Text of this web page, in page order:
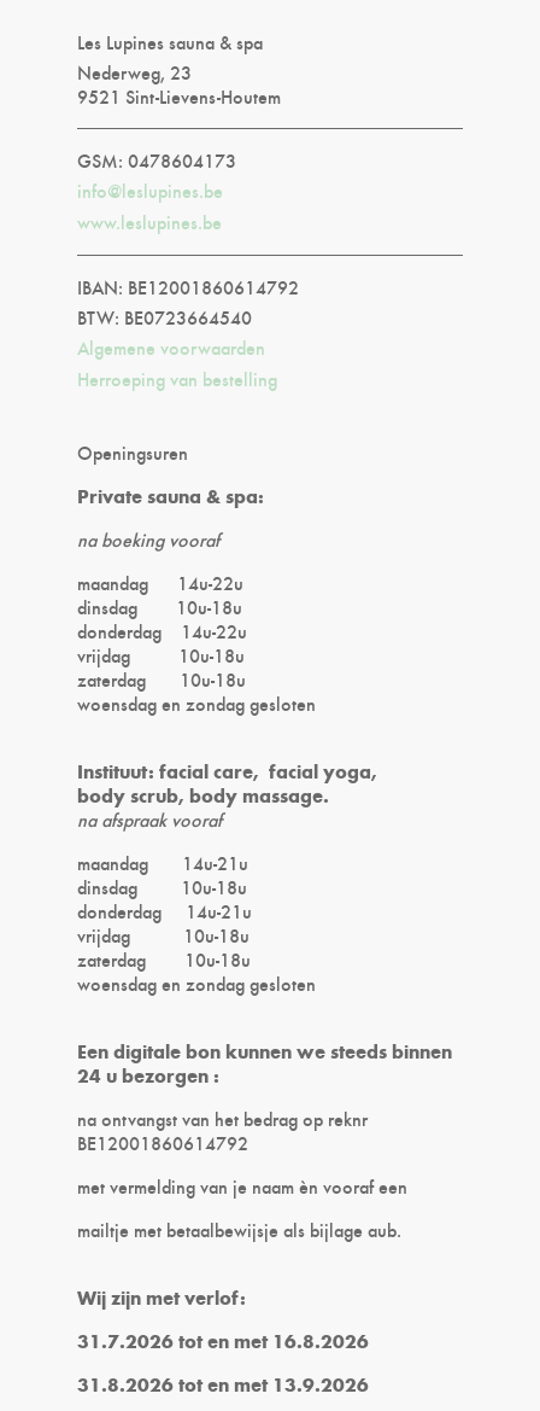
Les Lupines sauna & spa
Nederweg, 23
9521 Sint-Lievens-Houtem
GSM: 0478604173
info@leslupines.be
www.leslupines.be
IBAN: BE12001860614792
BTW: BE0723664540
Algemene voorwaarden
Herroeping van bestelling
Openingsuren
Private sauna & spa:
na boeking vooraf
maandag 14u-22u
dinsdag 10u-18u
donderdag 14u-22u
vrijdag 10u-18u
zaterdag 10u-18u
woensdag en zondag gesloten
Instituut: facial care, facial yoga,
body scrub, body massage.
na afspraak vooraf
maandag 14u-21u
dinsdag 10u-18u
donderdag 14u-21u
vrijdag 10u-18u
zaterdag 10u-18u
woensdag en zondag gesloten
Een digitale bon kunnen we steeds binnen
24 u bezorgen :
na ontvangst van het bedrag op reknr
BE12001860614792
met vermelding van je naam èn vooraf een
mailtje met betaalbewijsje als bijlage aub.
Wij zijn met verlof:
31.7.2026 tot en met 16.8.2026
31.8.2026 tot en met 13.9.2026